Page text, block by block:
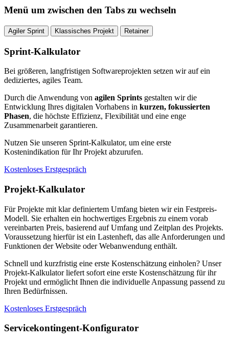
Menü um zwischen den Tabs zu wechseln
Agiler Sprint Klassisches Projekt Retainer
Sprint-Kalkulator
Bei größeren, langfristigen Softwareprojekten setzen wir auf ein
dediziertes, agiles Team.
Durch die Anwendung von agilen Sprints gestalten wir die
Entwicklung Ihres digitalen Vorhabens in kurzen, fokussierten
Phasen, die höchste Effizienz, Flexibilität und eine enge
Zusammenarbeit garantieren.
Nutzen Sie unseren Sprint-Kalkulator, um eine erste
Kostenindikation für Ihr Projekt abzurufen.
Kostenloses Erstgespräch
Projekt-Kalkulator
Für Projekte mit klar definiertem Umfang bieten wir ein Festpreis-
Modell. Sie erhalten ein hochwertiges Ergebnis zu einem vorab
vereinbarten Preis, basierend auf Umfang und Zeitplan des Projekts.
Voraussetzung hierfür ist ein Lastenheft, das alle Anforderungen und
Funktionen der Website oder Webanwendung enthält.
Schnell und kurzfristig eine erste Kostenschätzung einholen? Unser
Projekt-Kalkulator liefert sofort eine erste Kostenschätzung für ihr
Projekt und ermöglicht Ihnen die individuelle Anpassung passend zu
Ihren Bedürfnissen.
Kostenloses Erstgespräch
Servicekontingent-Konfigurator